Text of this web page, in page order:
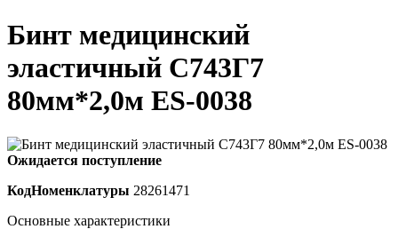
Бинт медицинский
эластичный С743Г7
80мм*2,0м ES-0038
Ожидается поступление
КодНоменклатуры 28261471
Основные характеристики